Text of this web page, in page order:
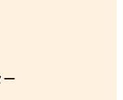
ー